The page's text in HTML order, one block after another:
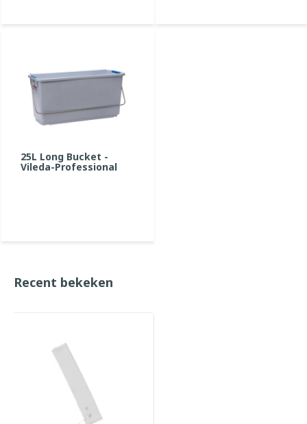
25L Long Bucket -
Vileda-Professional
Recent bekeken